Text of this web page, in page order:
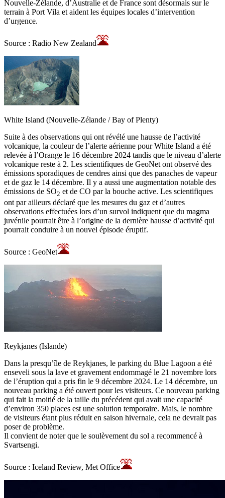
Nouvelle-Zélande, d’Australie et de France sont désormais sur le
terrain à Port Vila et aident les équipes locales d’intervention
d’urgence.
Source : Radio New Zealand
White Island (Nouvelle-Zélande / Bay of Plenty)
Suite à des observations qui ont révélé une hausse de l’activité
volcanique, la couleur de l’alerte aérienne pour White Island a été
relevée à l’Orange le 16 décembre 2024 tandis que le niveau d’alerte
volcanique reste à 2. Les scientifiques de GeoNet ont observé des
émissions sporadiques de cendres ainsi que des panaches de vapeur
et de gaz le 14 décembre. Il y a aussi une augmentation notable des
émissions de SO2 et de CO par la bouche active. Les scientifiques
ont par ailleurs déclaré que les mesures du gaz et d’autres
observations effectuées lors d’un survol indiquent que du magma
juvénile pourrait être à l’origine de la dernière hausse d’activité qui
pourrait conduire à un nouvel épisode éruptif.
Source : GeoNet
Reykjanes (Islande)
Dans la presqu’île de Reykjanes, le parking du Blue Lagoon a été
enseveli sous la lave et gravement endommagé le 21 novembre lors
de l’éruption qui a pris fin le 9 décembre 2024. Le 14 décembre, un
nouveau parking a été ouvert pour les visiteurs. Ce nouveau parking
qui fait la moitié de la taille du précédent qui avait une capacité
d’environ 350 places est une solution temporaire. Mais, le nombre
de visiteurs étant plus réduit en saison hivernale, cela ne devrait pas
poser de problème.
Il convient de noter que le soulèvement du sol a recommencé à
Svartsengi.
Source : Iceland Review, Met Office